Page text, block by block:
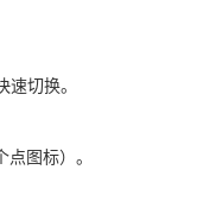
切换。
图标）。